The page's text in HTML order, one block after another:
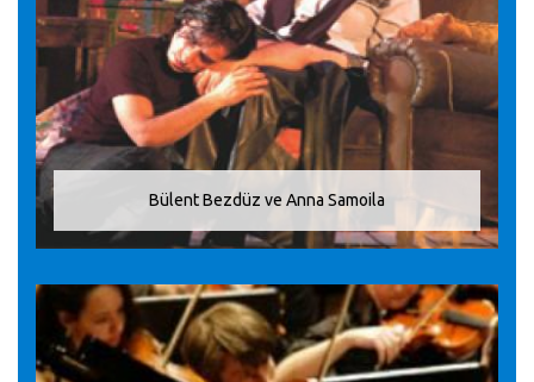
Bülent Bezdüz ve Anna Samoila